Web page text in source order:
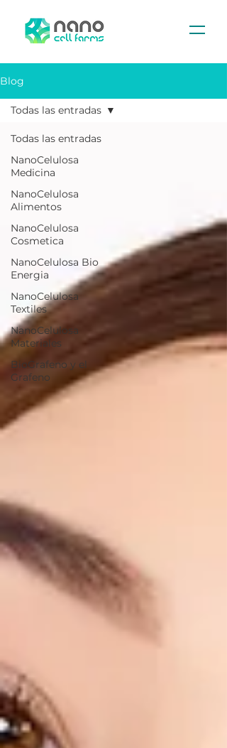
Blog
Todas las entradas
NanoCelulosa
Medicina
NanoCelulosa
Alimentos
NanoCelulosa
Cosmetica
NanoCelulosa Bio
Energia
NanoCelulosa
Textiles
NanoCelulosa
Materiales
BioGrafeno y el
Grafeno
Todas las entradas